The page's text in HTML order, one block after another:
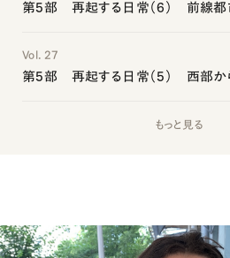
第5部 再起する日常（6） 前線都
Vol. 27
第5部 再起する日常（5） 西部か
もっと見る